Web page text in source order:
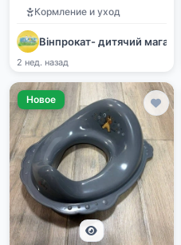
Кормление и уход
Вінпрокат- дитячий магазин
2 нед. назад
Новое